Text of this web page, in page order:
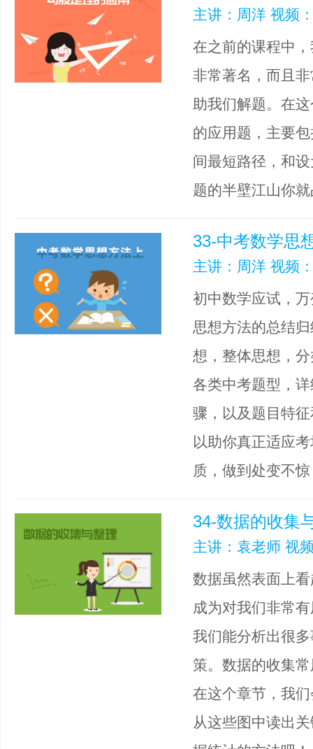
主讲：周洋 视频
在之前的课程中
非常著名，而且
助我们解题。在
的应用题，主要
间最短路径，和
题的半壁江山你
33-中考数学思
主讲：周洋 视频
初中数学应试，
思想方法的总结
想，整体思想，
各类中考题型，
骤，以及题目特
以助你真正适应
质，做到处变不
34-数据的收集
主讲：袁老师 视
数据虽然表面上
成为对我们非常
我们能分析出很
策。数据的收集
在这个章节，我
从这些图中读出